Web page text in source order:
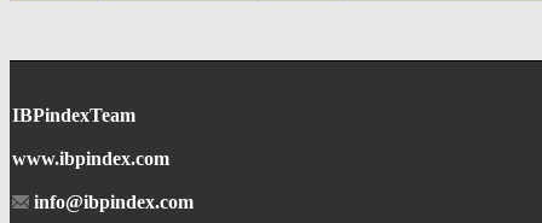
IBPindexTeam
www.ibpindex.com
info@ibpindex.com